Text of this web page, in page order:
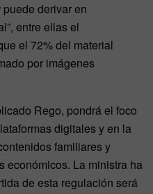
puede derivar en
entre ellas el
el 72% del material
por imágenes
Rego, pondrá el foco
digitales y en la
familiares y
económicos. La ministra ha
de esta regulación será